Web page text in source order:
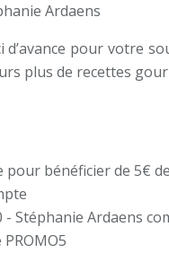
Ardaens
d’avance pour votre
plus de recettes
pour bénéficier de 5€
- Stéphanie Ardaens